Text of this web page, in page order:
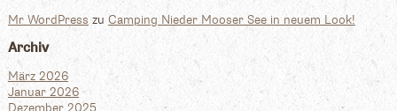
Mr WordPress zu Camping Nieder Mooser See in neuem Look!
Archiv
März 2026
Januar 2026
Dezember 2025